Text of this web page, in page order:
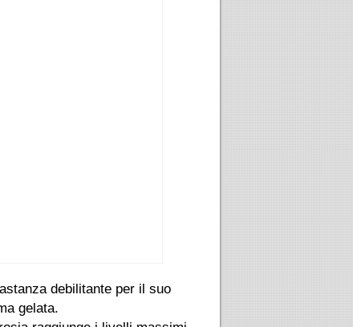
debilitante per il suo
gelata.